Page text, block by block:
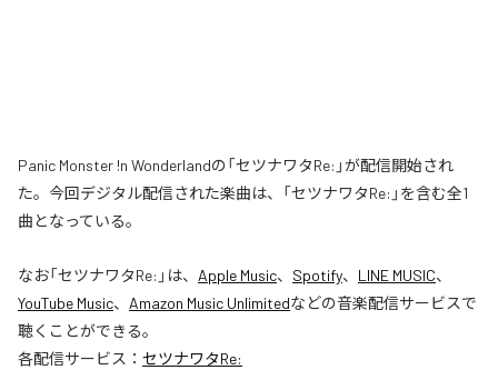
Panic Monster !n Wonderlandの「セツナワタRe:」が配信開始され
た。今回デジタル配信された楽曲は、「セツナワタRe:」を含む全1
曲となっている。
なお「セツナワタRe: 」は、 Apple Music、 Spotify、 LINE MUSIC、
YouTube Music、 Amazon Music Unlimitedなどの音楽配信サービスで
聴くことができる。
各配信サービス： セツナワタRe: